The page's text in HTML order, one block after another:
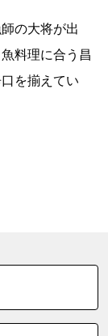
の大将が出
料理に合う昌
を揃えてい